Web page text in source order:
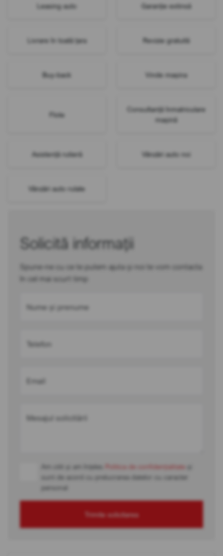
Leasing auto Garanție extinsă
Livrare în toată țara Revizie gratuită
Buy-back Vinde mașina
Flote
Consultanță înmatriculare
mașină
Asistență rutieră Vânzări auto noi
Vânzări auto rulate
Solicită informații
Spune-ne cu ce te putem ajuta și noi te vom contacta
în cel mai scurt timp
Nume și prenume
Telefon
Email
Mesajul solicitării
Am citit și am înțeles Politica de confidențialitate
sunt de acord cu prelucrarea datelor cu caracter
personal
Trimite solicitarea